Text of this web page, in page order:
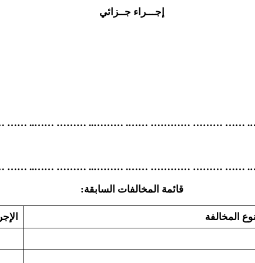
إجـــراء جــزائي
……….. ………. …….. ……… ……… ……… ….
……….. ………. …….. ……… ……… ……… ….
قائمة المخالفات السابقة:
نوع المخالفة